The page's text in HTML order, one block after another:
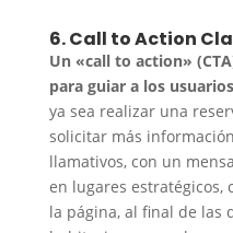
6. Call to Action
Un «call to action»
para guiar a los
ya sea realizar una
solicitar más
llamativos, con un
en lugares estratégicos,
la página, al final de las